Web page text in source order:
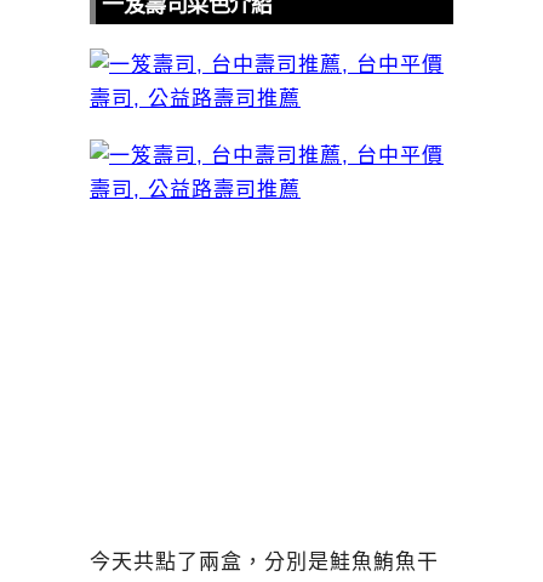
一笈壽司菜色介紹
今天共點了兩盒，分別是鮭魚鮪魚干